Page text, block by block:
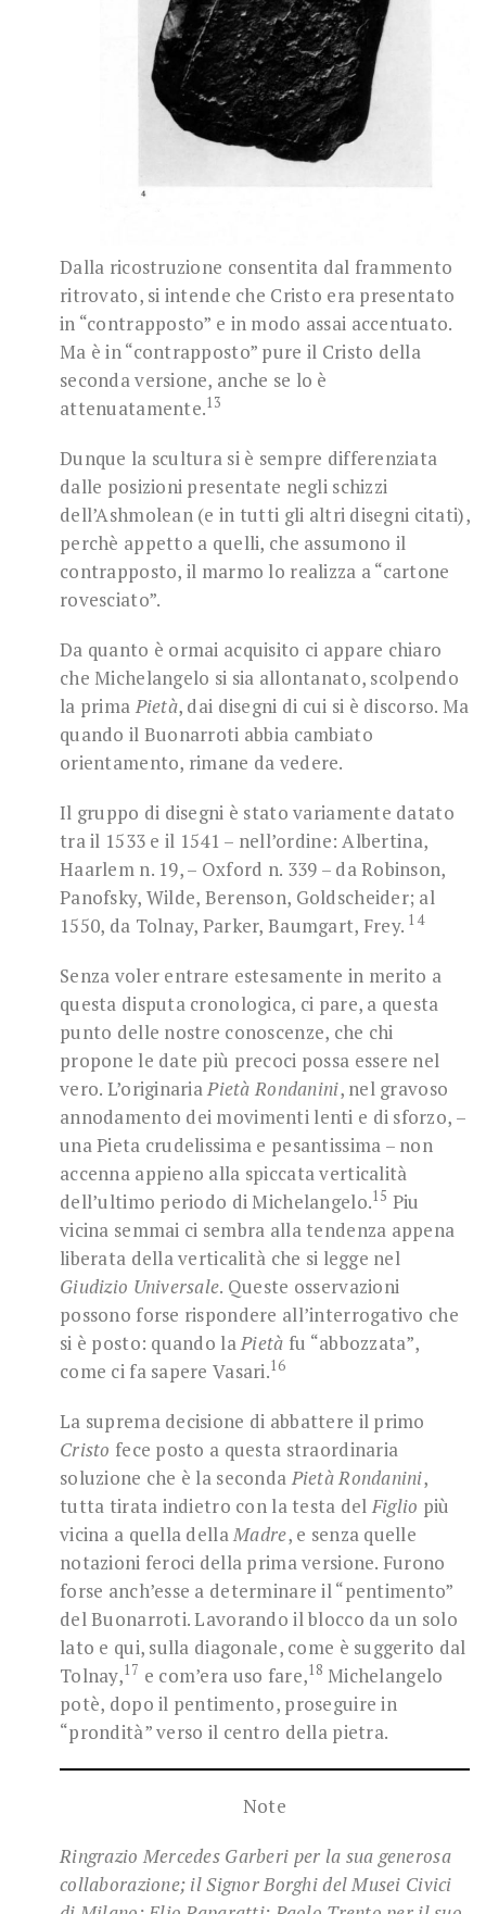
Dalla ricostruzione consentita dal frammento
ritrovato, si intende che Cristo era presentato
in “contrapposto” e in modo assai accentuato.
Ma è in “contrapposto” pure il Cristo della
seconda versione, anche se lo è
attenuatamente.13
Dunque la scultura si è sempre differenziata
dalle posizioni presentate negli schizzi
dell’Ashmolean (e in tutti gli altri disegni citati),
perchè appetto a quelli, che assumono il
contrapposto, il marmo lo realizza a “cartone
rovesciato”.
Da quanto è ormai acquisito ci appare chiaro
che Michelangelo si sia allontanato, scolpendo
la prima Pietà, dai disegni di cui si è discorso. Ma
quando il Buonarroti abbia cambiato
orientamento, rimane da vedere.
Il gruppo di disegni è stato variamente datato
tra il 1533 e il 1541 – nell’ordine: Albertina,
Haarlem n. 19, – Oxford n. 339 – da Robinson,
Panofsky, Wilde, Berenson, Goldscheider; al
1550, da Tolnay, Parker, Baumgart, Frey. 14
Senza voler entrare estesamente in merito a
questa disputa cronologica, ci pare, a questa
punto delle nostre conoscenze, che chi
propone le date più precoci possa essere nel
vero. L’originariaPietà Rondanini, nel gravoso
annodamento dei movimenti lenti e di sforzo, –
una Pieta crudelissima e pesantissima – non
accenna appieno alla spiccata verticalità
dell’ultimo periodo di Michelangelo.15 Piu
vicina semmai ci sembra alla tendenza appena
liberata della verticalità che si legge nel
Giudizio Universale. Queste osservazioni
possono forse rispondere all’interrogativo che
si è posto: quando laPietà fu “abbozzata”,
come ci fa sapere Vasari.16
La suprema decisione di abbattere il primo
Cristo fece posto a questa straordinaria
soluzione che è la seconda Pietà Rondanini,
tutta tirata indietro con la testa del Figlio più
vicina a quella dellaMadre, e senza quelle
notazioni feroci della prima versione. Furono
forse anch’esse a determinare il “pentimento”
del Buonarroti. Lavorando il blocco da un solo
lato e qui, sulla diagonale, come è suggerito dal
Tolnay,17 e com’era uso fare,18 Michelangelo
potè, dopo il pentimento, proseguire in
“prondità” verso il centro della pietra.
Note
Ringrazio Mercedes Garberi per la sua generosa
collaborazione; il Signor Borghi del Musei Civici